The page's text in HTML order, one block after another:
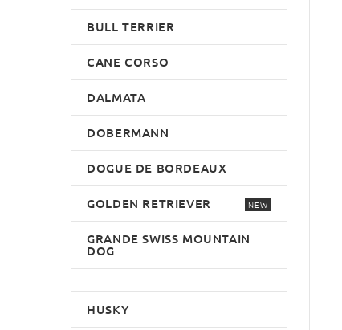
BULL TERRIER
CANE CORSO
DALMATA
DOBERMANN
DOGUE DE BORDEAUX
GOLDEN RETRIEVER NEW
GRANDE SWISS MOUNTAIN
DOG
HUSKY